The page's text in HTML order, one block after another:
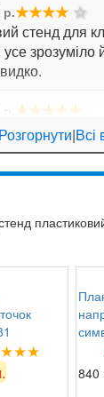
р.★★★★ ☆
стенд для
зрозуміло
★★★★★
кабінету
з техніки
вчителі та
Розгорнути|Всі
840